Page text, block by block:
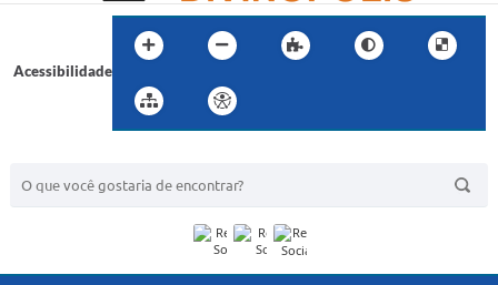
Acessibilidade